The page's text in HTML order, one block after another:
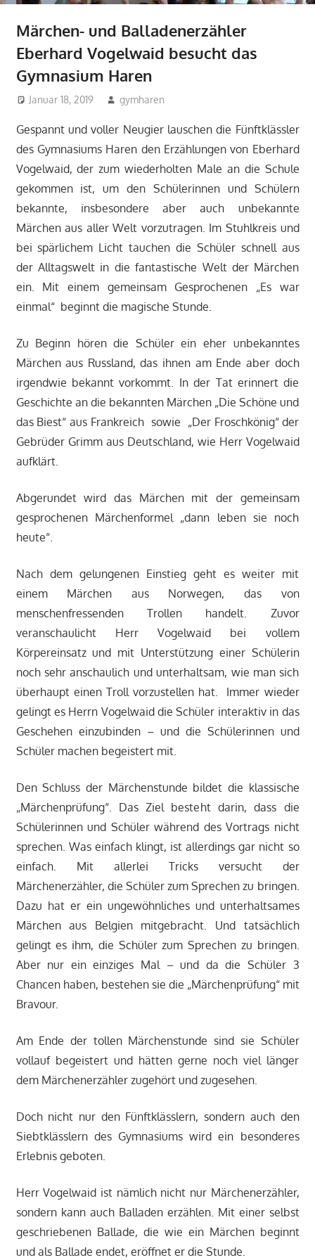
Märchen- und Balladenerzähler
Eberhard Vogelwaid besucht das
Gymnasium Haren
Januar 18, 2019 gymharen
Gespannt und voller Neugier lauschen die Fünftklässler
des Gymnasiums Haren den Erzählungen von Eberhard
Vogelwaid, der zum wiederholten Male an die Schule
gekommen ist, um den Schülerinnen und Schülern
bekannte, insbesondere aber auch unbekannte
Märchen aus aller Welt vorzutragen. Im Stuhlkreis und
bei spärlichem Licht tauchen die Schüler schnell aus
der Alltagswelt in die fantastische Welt der Märchen
ein. Mit einem gemeinsam Gesprochenen „Es war
einmal“ beginnt die magische Stunde.
Zu Beginn hören die Schüler ein eher unbekanntes
Märchen aus Russland, das ihnen am Ende aber doch
irgendwie bekannt vorkommt. In der Tat erinnert die
Geschichte an die bekannten Märchen „Die Schöne und
das Biest“ aus Frankreich sowie „Der Froschkönig“ der
Gebrüder Grimm aus Deutschland, wie Herr Vogelwaid
aufklärt.
Abgerundet wird das Märchen mit der gemeinsam
gesprochenen Märchenformel „dann leben sie noch
heute“.
Nach dem gelungenen Einstieg geht es weiter mit
einem Märchen aus Norwegen, das von
menschenfressenden Trollen handelt. Zuvor
veranschaulicht Herr Vogelwaid bei vollem
Körpereinsatz und mit Unterstützung einer Schülerin
noch sehr anschaulich und unterhaltsam, wie man sich
überhaupt einen Troll vorzustellen hat. Immer wieder
gelingt es Herrn Vogelwaid die Schüler interaktiv in das
Geschehen einzubinden – und die Schülerinnen und
Schüler machen begeistert mit.
Den Schluss der Märchenstunde bildet die klassische
„Märchenprüfung“. Das Ziel besteht darin, dass die
Schülerinnen und Schüler während des Vortrags nicht
sprechen. Was einfach klingt, ist allerdings gar nicht so
einfach. Mit allerlei Tricks versucht der
Märchenerzähler, die Schüler zum Sprechen zu bringen.
Dazu hat er ein ungewöhnliches und unterhaltsames
Märchen aus Belgien mitgebracht. Und tatsächlich
gelingt es ihm, die Schüler zum Sprechen zu bringen.
Aber nur ein einziges Mal – und da die Schüler 3
Chancen haben, bestehen sie die „Märchenprüfung“ mit
Bravour.
Am Ende der tollen Märchenstunde sind sie Schüler
vollauf begeistert und hätten gerne noch viel länger
dem Märchenerzähler zugehört und zugesehen.
Doch nicht nur den Fünftklässlern, sondern auch den
Siebtklässlern des Gymnasiums wird ein besonderes
Erlebnis geboten.
Herr Vogelwaid ist nämlich nicht nur Märchenerzähler,
sondern kann auch Balladen erzählen. Mit einer selbst
geschriebenen Ballade, die wie ein Märchen beginnt
und als Ballade endet, eröffnet er die Stunde.